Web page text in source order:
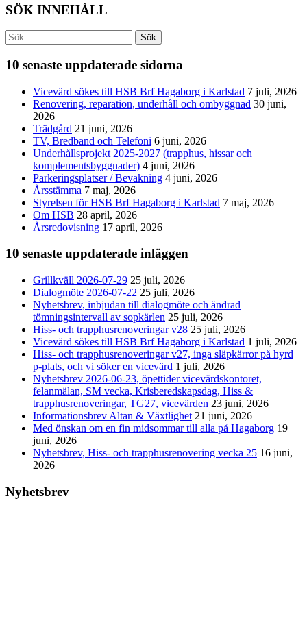
SÖK INNEHÅLL
Sök
efter:
10 senaste uppdaterade sidorna
Vicevärd sökes till HSB Brf Hagaborg i Karlstad 7 juli, 2026
Renovering, reparation, underhåll och ombyggnad 30 juni,
2026
Trädgård 21 juni, 2026
TV, Bredband och Telefoni 6 juni, 2026
Underhållsprojekt 2025-2027 (trapphus, hissar och
komplementsbyggnader) 4 juni, 2026
Parkeringsplatser / Bevakning 4 juni, 2026
Årsstämma 7 maj, 2026
Styrelsen för HSB Brf Hagaborg i Karlstad 7 maj, 2026
Om HSB 28 april, 2026
Årsredovisning 17 april, 2026
10 senaste uppdaterade inläggen
Grillkväll 2026-07-29 25 juli, 2026
Dialogmöte 2026-07-22 25 juli, 2026
Nyhetsbrev, inbjudan till dialogmöte och ändrad
tömningsintervall av sopkärlen 25 juli, 2026
Hiss- och trapphusrenoveringar v28 25 juli, 2026
Vicevärd sökes till HSB Brf Hagaborg i Karlstad 1 juli, 2026
Hiss- och trapphusrenoveringar v27, inga släpkärror på hyrd
p-plats, och vi söker en vicevärd 1 juli, 2026
Nyhetsbrev 2026-06-23, öpettider vicevärdskontoret,
felanmälan, SM vecka, Krisberedskapsdag, Hiss &
trapphusrenoveringar, TG27, vicevärden 23 juni, 2026
Informationsbrev Altan & Växtlighet 21 juni, 2026
Med önskan om en fin midsommar till alla på Hagaborg 19
juni, 2026
Nyhetsbrev, Hiss- och trapphusrenovering vecka 25 16 juni,
2026
Nyhetsbrev